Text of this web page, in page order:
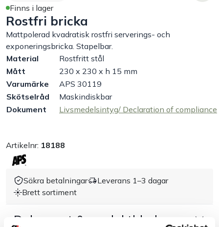
Plåtbyte
Monin
Handla efter bransch
Varumärken
Om Bakers
Finns i lager
Rostfri bricka
Mattpolerad kvadratisk rostfri serverings- och
exponeringsbricka. Stapelbar.
Material
Rostfritt stål
Mått
230 x 230 x h 15 mm
Varumärke
APS 30119
Skötselråd
Maskindiskbar
Dokument
Livsmedelsintyg/ Declaration of compliance
Artikelnr: 18188
Säkra betalningar
Leverans 1–3 dagar
Brett sortiment
Dokument & produktblad